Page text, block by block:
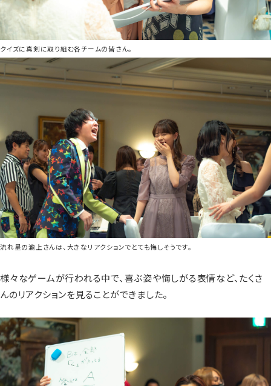
クイズに真剣に取り組む各チームの皆さん。
流れ星の瀧上さんは、大きなリアクションでとても悔しそうです。
様々なゲームが行われる中で、喜ぶ姿や悔しがる表情など、たくさ
んのリアクションを見ることができました。